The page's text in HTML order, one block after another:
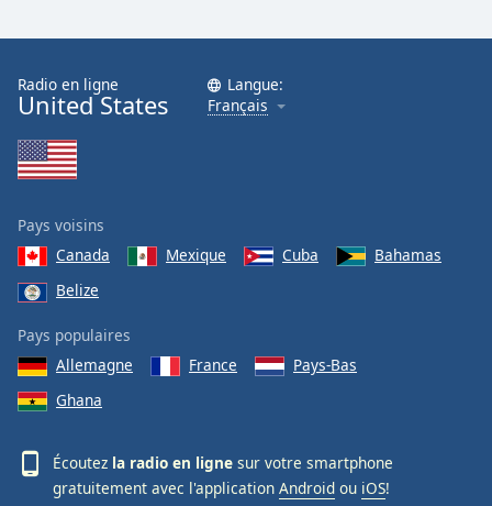
Radio en ligne
United States
Langue:
Français
Pays voisins
Canada
Mexique Cuba
Bahamas
Belize
Pays populaires
Allemagne
France
Pays-Bas
Ghana
Écoutez la radio en ligne sur votre smartphone
gratuitement avec l'application Android ou iOS!